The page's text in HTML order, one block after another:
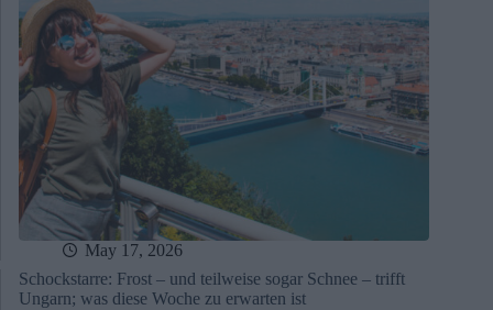
May 17, 2026
Schockstarre: Frost – und teilweise sogar Schnee – trifft
Ungarn; was diese Woche zu erwarten ist